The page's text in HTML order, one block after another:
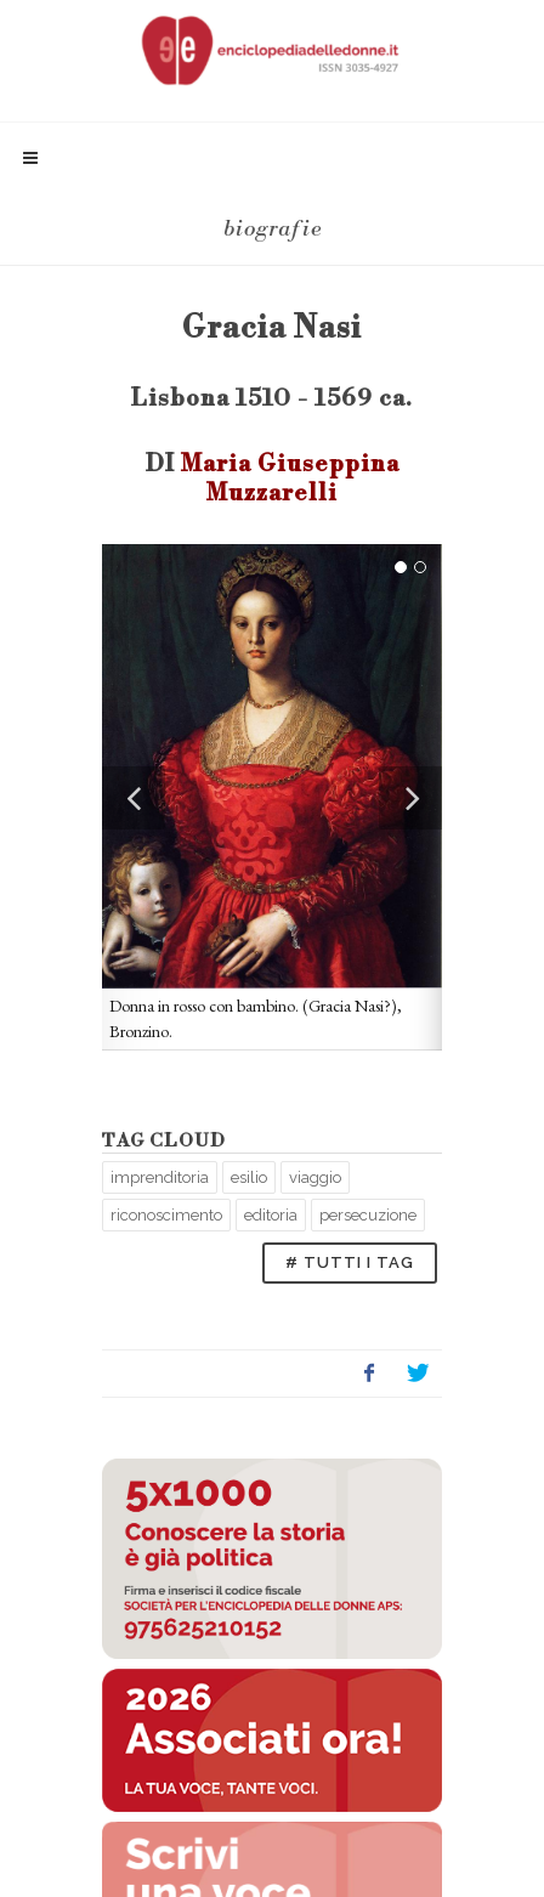
biografie
Gracia Nasi
Lisbona 1510 - 1569 ca.
DI Maria Giuseppina
Muzzarelli
Donna in rosso con bambino. (Gracia Nasi?),
Bronzino.
TAG CLOUD
imprenditoria esilio viaggio
riconoscimento editoria persecuzione
# TUTTI I TAG